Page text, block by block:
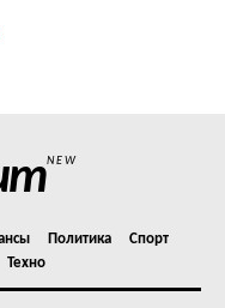
NEW
Политика
Спорт
Техно